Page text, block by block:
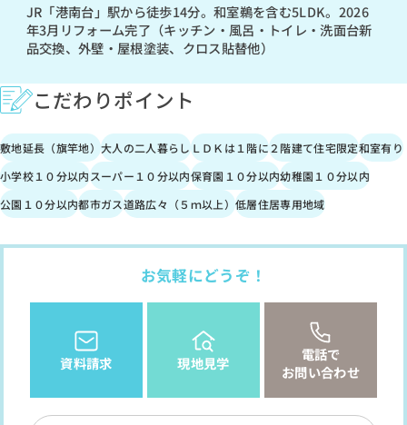
JR「港南台」駅から徒歩14分。和室鵜を含む5LDK。2026
年3月リフォーム完了（キッチン・風呂・トイレ・洗面台新
品交換、外壁・屋根塗装、クロス貼替他）
こだわりポイント
敷地延長（旗竿地）大人の二人暮らしＬＤＫは１階に２階建て住宅限定和室有り
小学校１０分以内スーパー１０分以内保育園１０分以内幼稚園１０分以内
公園１０分以内都市ガス道路広々（５ｍ以上）低層住居専用地域
お気軽にどうぞ！
資料請求 現地見学
電話で
お問い合わせ